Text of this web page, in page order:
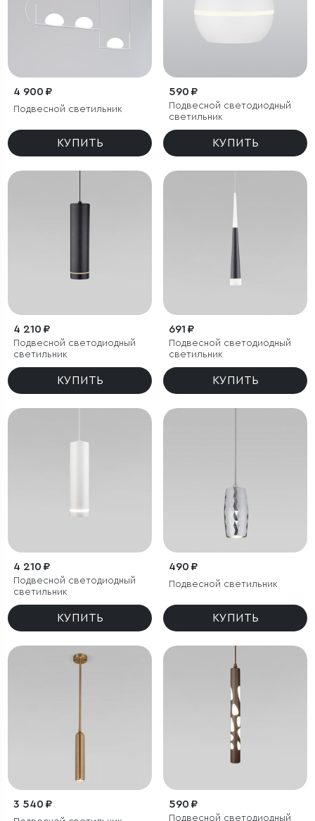
4 900 ₽
Подвесной светильник
КУПИТЬ
590 ₽
Подвесной светодиодный
светильник
КУПИТЬ
4 210 ₽
Подвесной светодиодный
светильник
КУПИТЬ
691 ₽
Подвесной светодиодный
светильник
КУПИТЬ
4 210 ₽
Подвесной светодиодный
светильник
КУПИТЬ
490 ₽
Подвесной светильник
КУПИТЬ
3 540 ₽ 590 ₽
Подвесной светодиодный